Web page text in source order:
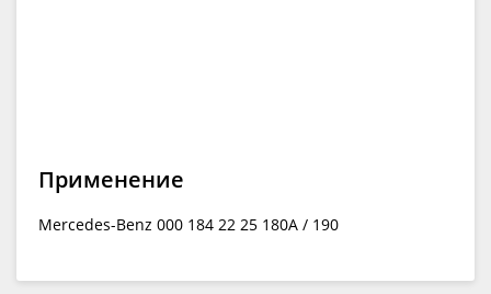
Применение
Mercedes-Benz 000 184 22 25 180A / 190